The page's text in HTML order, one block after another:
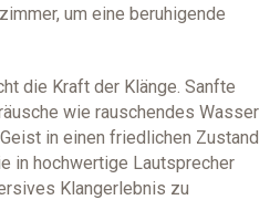
um eine beruhigende
die Kraft der Klänge. Sanfte
wie rauschendes Wasser
in einen friedlichen Zustand
in hochwertige Lautsprecher
Klangerlebnis zu